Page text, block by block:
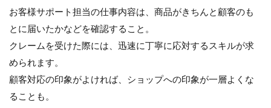
発想
力
SNS
運用
スキ
ル
お客様サポート担当の仕事内容は、商品がきちんと顧客のも
とに届いたかなどを確認すること。
クレームを受けた際には、迅速に丁寧に応対するスキルが求
められます。
顧客対応の印象がよければ、ショップへの印象が一層よくな
ることも。